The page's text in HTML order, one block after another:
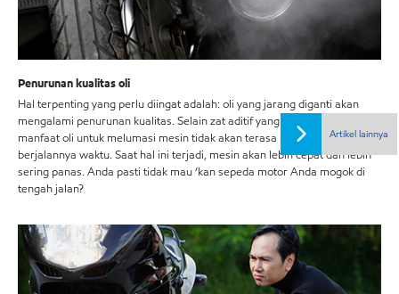
Penurunan kualitas oli
Hal terpenting yang perlu diingat adalah: oli yang jarang diganti akan
mengalami penurunan kualitas. Selain zat aditif yang akan menguap,
manfaat oli untuk melumasi mesin tidak akan terasa lagi seiring
berjalannya waktu. Saat hal ini terjadi, mesin akan lebih cepat dan lebih
sering panas. Anda pasti tidak mau ‘kan sepeda motor Anda mogok di
tengah jalan?
Artikel lainnya